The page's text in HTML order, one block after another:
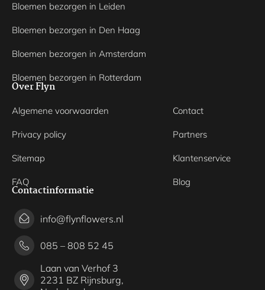
Bloemen bezorgen in Leiden
Bloemen bezorgen in Den Haag
Bloemen bezorgen in Amsterdam
Bloemen bezorgen in Rotterdam
Over Flyn
Algemene voorwaarden
Privacy policy
Sitemap
FAQ
Contact
Partners
Klantenservice
Blog
Contactinformatie
info@flynflowers.nl
085 – 808 52 45
Laan van Verhof 3
2231 BZ Rijnsburg,